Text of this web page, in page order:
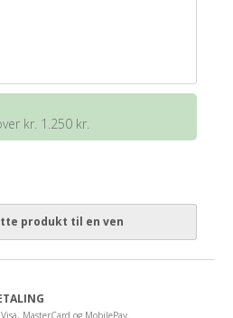
kr. 1.250 kr.
produkt til en ven
MasterCard og MobilePay.